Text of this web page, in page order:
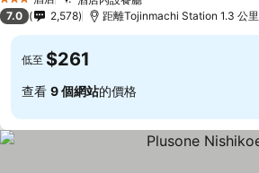
3 星級
7.0 2,578 距離Tojinmachi Station 1.3 公里
低至 $261
查看 9 個網站的價格